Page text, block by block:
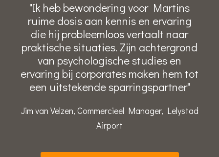
"Ik heb bewondering voor Martins
ruime dosis aan kennis en ervaring
die hij probleemloos vertaalt naar
praktische situaties. Zijn achtergrond
van psychologische studies en
ervaring bij corporates maken hem tot
een uitstekende sparringspartner"
Jim van Velzen, Commercieel Manager, Lelystad
Airport